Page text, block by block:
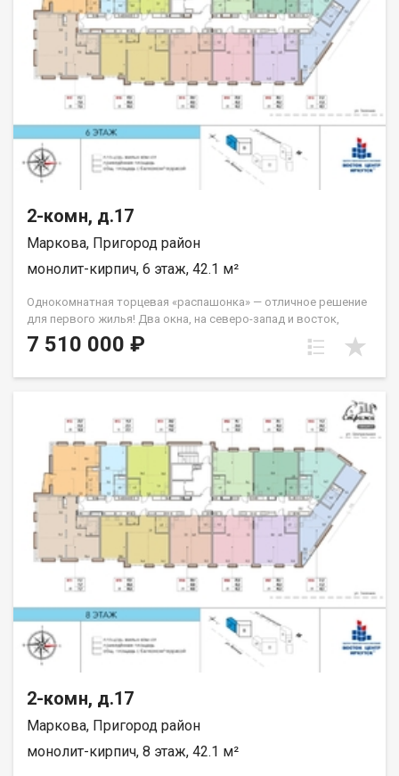
2-комн, д.17
Маркова, Пригород район
монолит-кирпич, 6 этаж, 42.1 м²
Однокомнатная торцевая «распашонка» — отличное решение
для первого жилья! Два окна, на северо-запад и восток,
которые легко справятся с задачей обеспечивать вас
солнечным светом на протяжение всего дня. Из спальни
7 510 000 ₽
2-комн, д.17
Маркова, Пригород район
монолит-кирпич, 8 этаж, 42.1 м²